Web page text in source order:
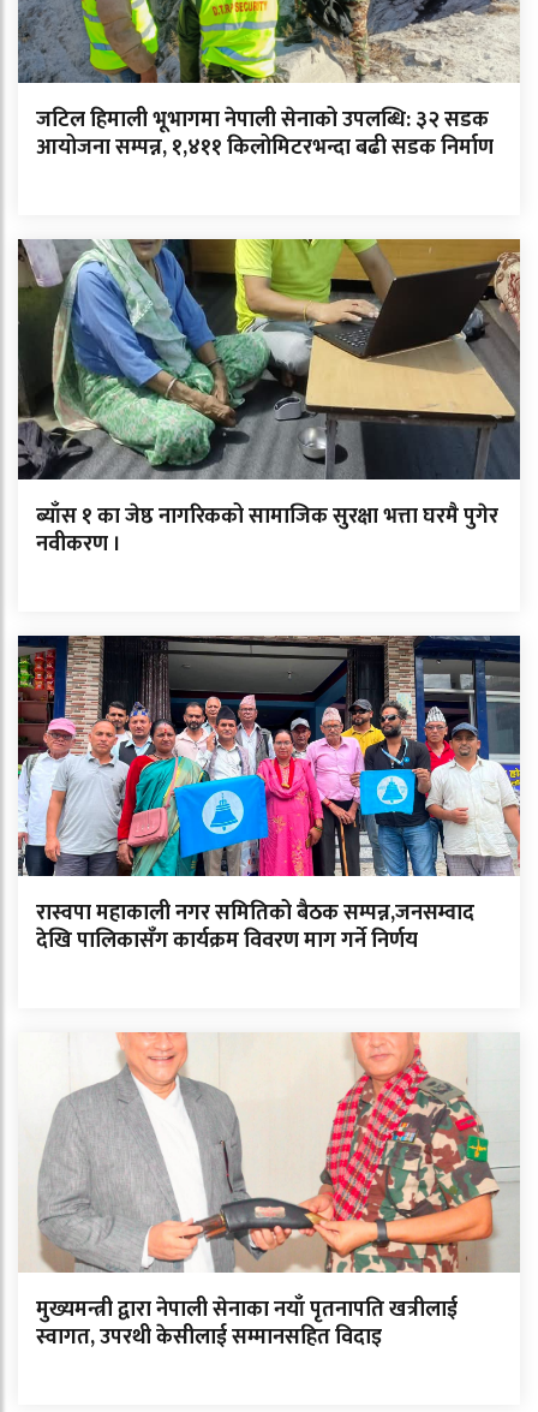
जटिल हिमाली भूभागमा नेपाली सेनाको उपलब्धि: ३२ सडक
आयोजना सम्पन्न, १,४११ किलोमिटरभन्दा बढी सडक निर्माण
ब्याँस १ का जेष्ठ नागरिकको सामाजिक सुरक्षा भत्ता घरमै पुगेर
नवीकरण ।
रास्वपा महाकाली नगर समितिको बैठक सम्पन्न,जनसम्वाद
देखि पालिकासँग कार्यक्रम विवरण माग गर्ने निर्णय
मुख्यमन्त्री द्वारा नेपाली सेनाका नयाँ पृतनापति खत्रीलाई
स्वागत, उपरथी केसीलाई सम्मानसहित विदाइ